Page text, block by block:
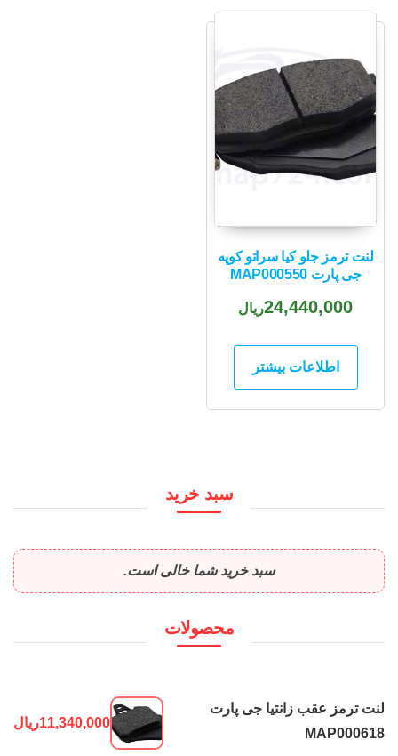
لنت ترمز جلو کیا سراتو کوپه
جی پارت MAP000550
24,440,000ریال
اطلاعات بیشتر
سبد خرید
سبد خرید شما خالی است.
محصولات
لنت ترمز عقب زانتیا جی پارت
MAP000618
11,340,000ریال